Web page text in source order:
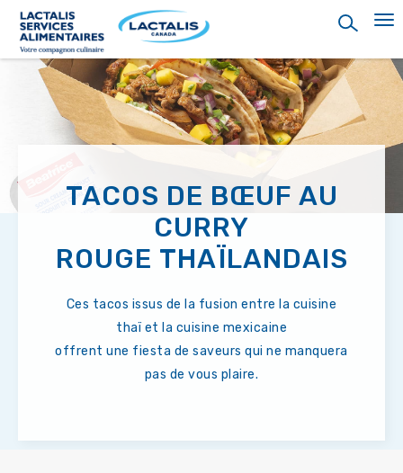
main
content
TACOS DE BŒUF AU
CURRY
ROUGE THAÏLANDAIS
Ces tacos issus de la fusion entre la cuisine
thaï et la cuisine mexicaine
offrent une fiesta de saveurs qui ne manquera
pas de vous plaire.